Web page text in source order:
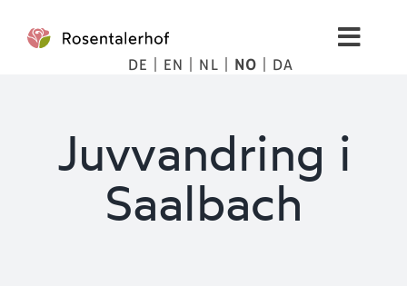
content
spa
Bilder
Juvvandring i
Saalbach
DE EN NL NO DA